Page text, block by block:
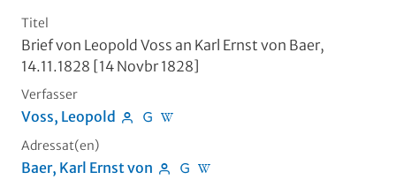
Titel
Brief von Leopold Voss an Karl Ernst von Baer,
14.11.1828 [14 Novbr 1828]
Verfasser
Voss, Leopold
Adressat(en)
Baer, Karl Ernst von